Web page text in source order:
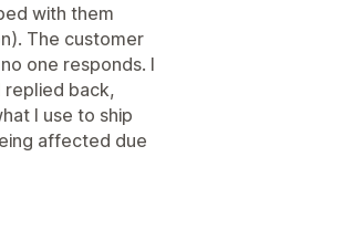
with them
The customer
one responds. I
replied back,
I use to ship
affected due